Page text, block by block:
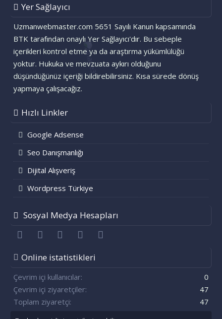
Yer Sağlayıcı
Uzmanwebmaster.com 5651 Sayılı Kanun kapsamında
BTK tarafından onaylı Yer Sağlayıcı'dır. Bu sebeple
içerikleri kontrol etme ya da araştırma yükümlülüğü
yoktur. Hukuka ve mevzuata aykırı olduğunu
düşündüğünüz içeriği bildirebilirsiniz. Kısa sürede dönüş
yapmaya çalışacağız.
Hızlı Linkler
Google Adsense
Seo Danışmanlığı
Dijital Alışveriş
Wordpress Türkiye
Sosyal Medya Hesapları
FacebookTwitter youtubeBize ulaşın
Online istatistikleri
Çevrim içi kullanıcılar
0
Çevrim içi ziyaretçiler
47
Toplam ziyaretçi
47